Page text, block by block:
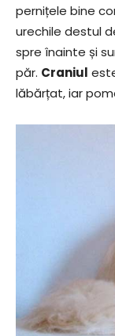
pernițele bine
urechile destul
spre înainte și
păr. Craniul
lăbărțat, iar